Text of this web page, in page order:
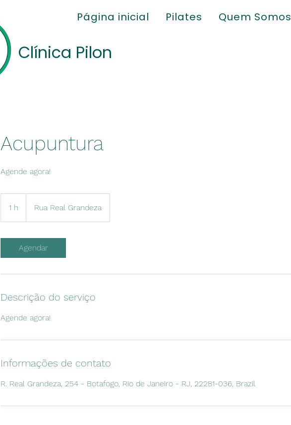
Página inicial Pilates Quem Somos
Clínica Pilon
Acupuntura
Agende agora!
1 h Rua Real Grandeza
Agendar
Descrição do serviço
Agende agora!
Informações de contato
R. Real Grandeza, 254 - Botafogo, Rio de Janeiro - RJ, 22281-036, Brazil